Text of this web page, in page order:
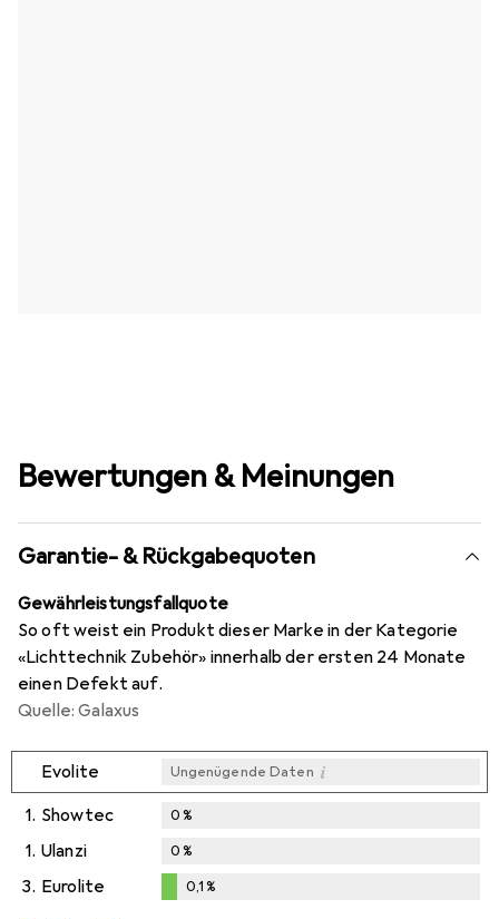
Bewertungen & Meinungen
Garantie- & Rückgabequoten
Gewährleistungsfallquote
So oft weist ein Produkt dieser Marke in der Kategorie
«Lichttechnik Zubehör» innerhalb der ersten 24 Monate
einen Defekt auf.
Quelle: Galaxus
Evolite Ungenügende Daten i
1. Showtec 0%
1. Ulanzi 0%
3. Eurolite 0,1%